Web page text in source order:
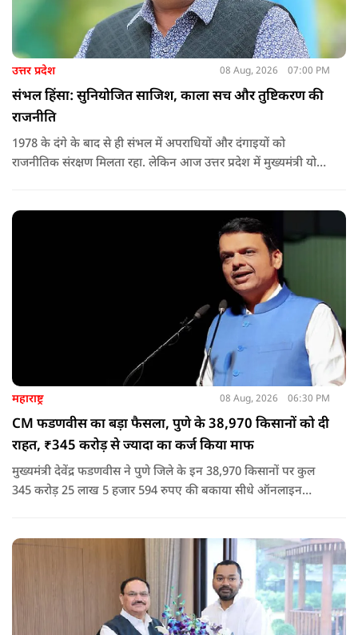
उत्तर प्रदेश 08 Aug, 2026 07:00 PM
संभल हिंसा: सुनियोजित साजिश, काला सच और तुष्टिकरण की
राजनीति
1978 के दंगे के बाद से ही संभल में अपराधियों और दंगाइयों को
राजनीतिक संरक्षण मिलता रहा. लेकिन आज उत्तर प्रदेश में मुख्यमंत्री योगी
नेता या सांसद क्यों न हो, यदि वह राज्य की शांति और सुरक्षा से खिलवाड़
महाराष्ट्र 08 Aug, 2026 06:30 PM
CM फडणवीस का बड़ा फैसला, पुणे के 38,970 किसानों को दी
राहत, ₹345 करोड़ से ज्यादा का कर्ज किया माफ
मुख्यमंत्री देवेंद्र फडणवीस ने पुणे जिले के इन 38,970 किसानों पर कुल
345 करोड़ 25 लाख 5 हजार 594 रुपए की बकाया सीधे ऑनलाइन